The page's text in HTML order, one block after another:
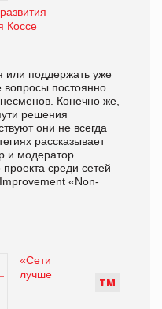
Коссе
или поддержать уже
постоянно
Конечно же,
решения
они не всегда
рассказывает
и модератор
среди сетей
«Non-
ТМ
«Сети
лучше